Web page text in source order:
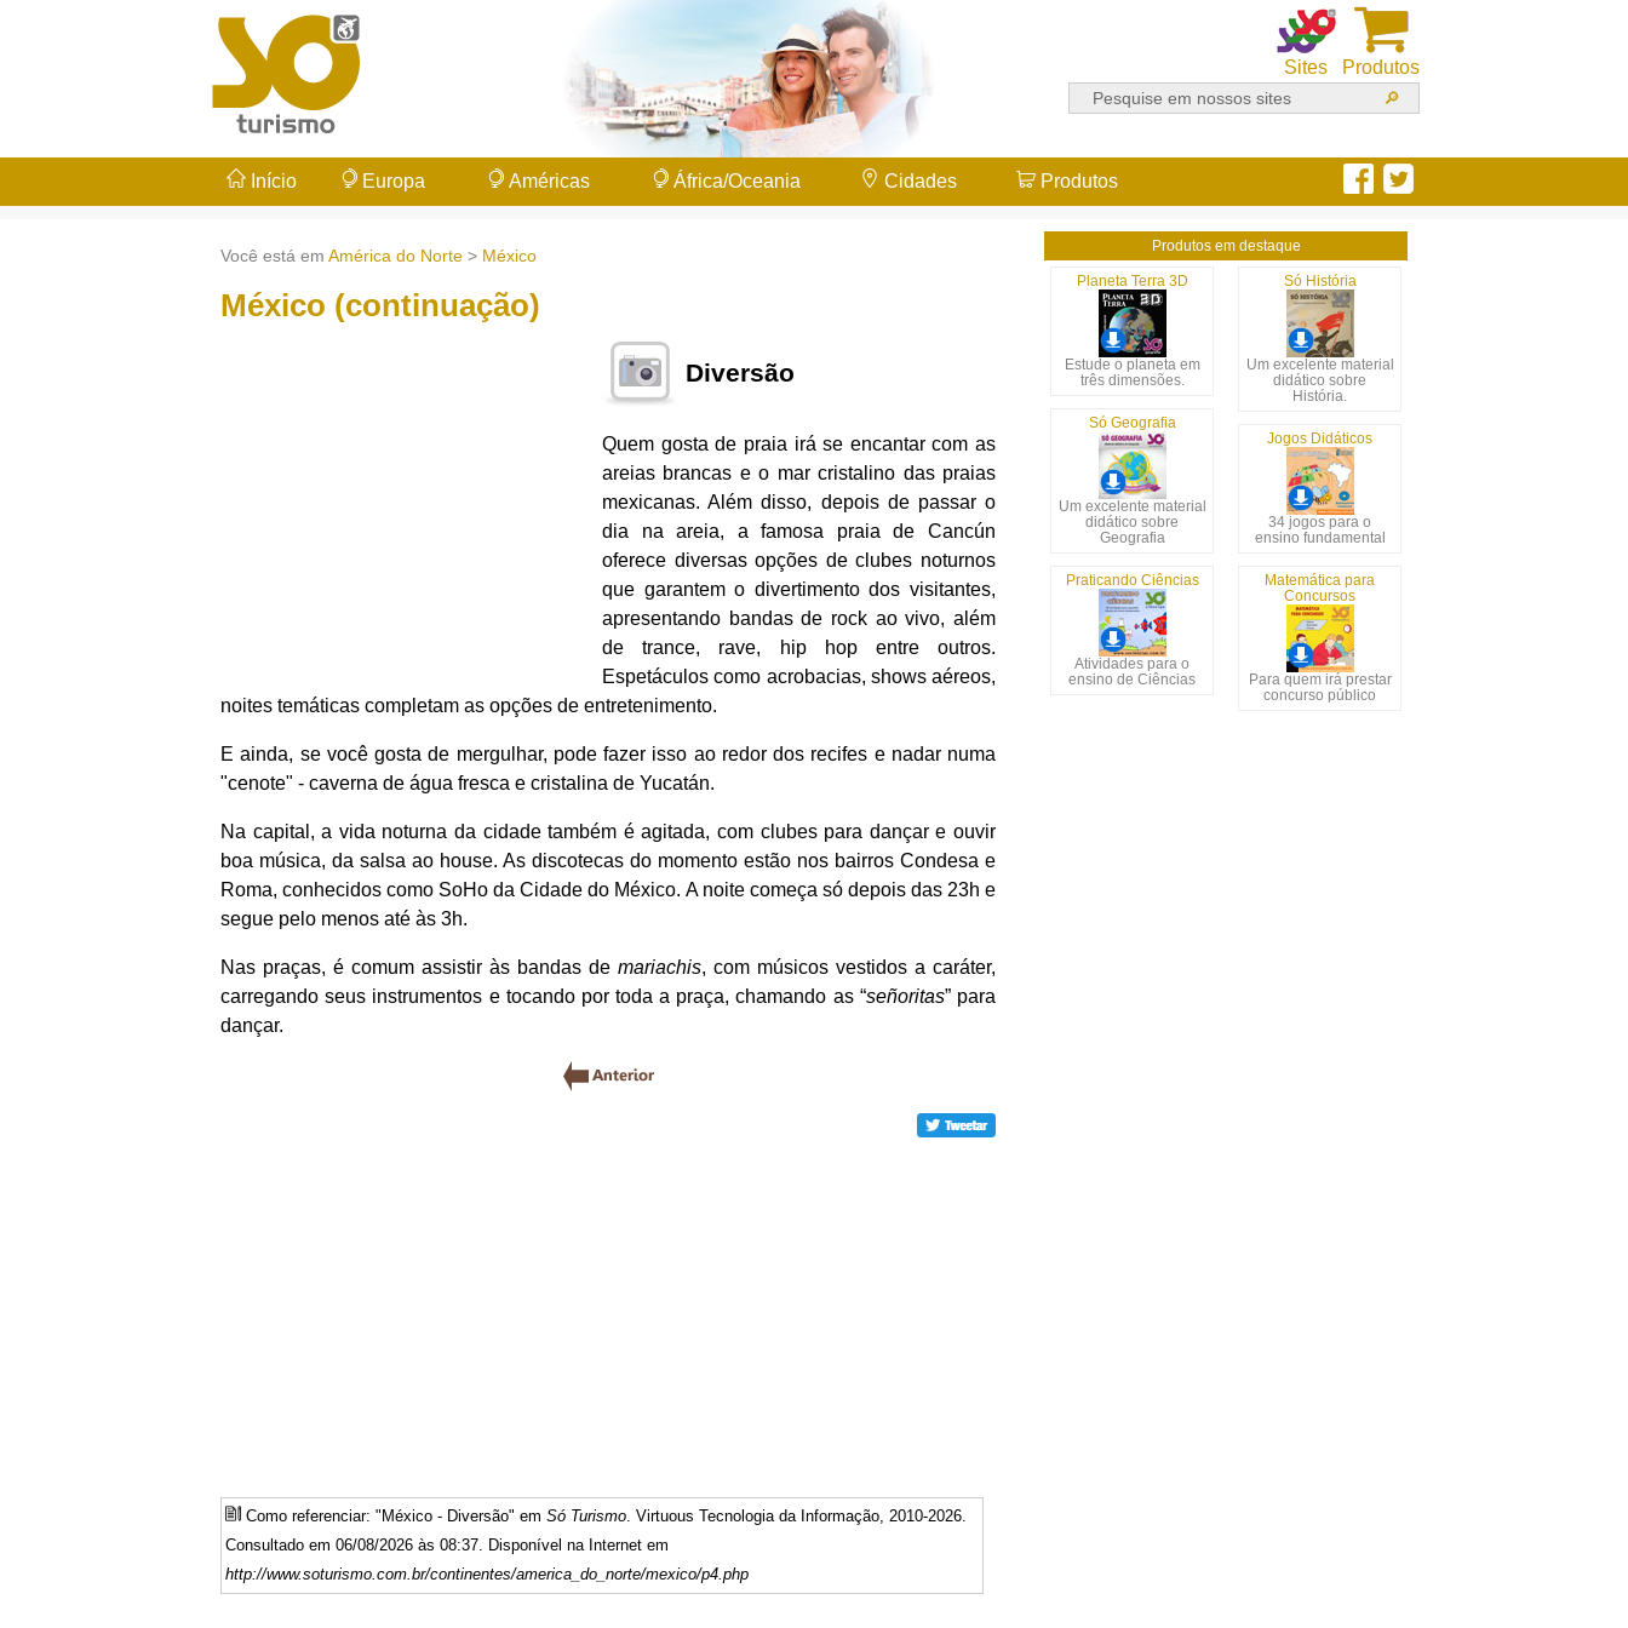
Produtos
Sites
Início Europa Américas África/Oceania Cidades Produtos
Você está em América do Norte > México
México (continuação)
Diversão
Quem gosta de praia irá se encantar com as
areias brancas e o mar cristalino das praias
mexicanas. Além disso, depois de passar o
dia na areia, a famosa praia de Cancún
oferece diversas opções de clubes noturnos
que garantem o divertimento dos visitantes,
apresentando bandas de rock ao vivo, além
de trance, rave, hip hop entre outros.
Espetáculos como acrobacias, shows aéreos,
noites temáticas completam as opções de entretenimento.
E ainda, se você gosta de mergulhar, pode fazer isso ao redor dos recifes e nadar numa
"cenote" - caverna de água fresca e cristalina de Yucatán.
Na capital,a vida noturna da cidade também é agitada, com clubes para dançar e ouvir
boa música, da salsa ao house. As discotecas do momento estão nos bairros Condesa e
Roma, conhecidos como SoHo da Cidade do México. A noite começa só depois das 23h e
segue pelo menos até às 3h.
Nas praças, é comum assistir às bandas de mariachis, com músicos vestidos a caráter,
carregando seus instrumentos e tocando por toda a praça, chamando as “señoritas” para
dançar.
Como referenciar: "México - Diversão" em Só Turismo . Virtuous Tecnologia da Informação, 2010-2026.
Consultado em 06/08/2026 às 08:37. Disponível na Internet em
http://www.soturismo.com.br/continentes/america_do_norte/mexico/p4.php
Produtos em destaque
Planeta Terra 3D
Estude o planeta em
três dimensões.
Só História
Um excelente material
didático sobre
História.
Só Geografia
Um excelente material
didático sobre
Geografia
Jogos Didáticos
34 jogos para o
ensino fundamental
Praticando Ciências
Atividades para o
ensino de Ciências
Matemática para
Concursos
Para quem irá prestar
concurso público